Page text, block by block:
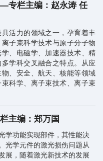
专栏主编：赵永涛 任
活力的领域之一，孕育着丰
子束科学技术与原子分子物
、电磁学、加速器技术、精
学科交叉融合之特点。从应
、安全、航天、核能等领域
科学、离子束技术、离子束
主编：郑万国
学功能实现部件，其性能决
光学元件的激光损伤问题从
展，随着激光新技术的发展